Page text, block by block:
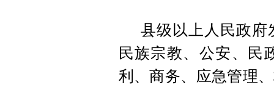
县级以上人民政府
民族宗教、公安、民
利、商务、应急管理